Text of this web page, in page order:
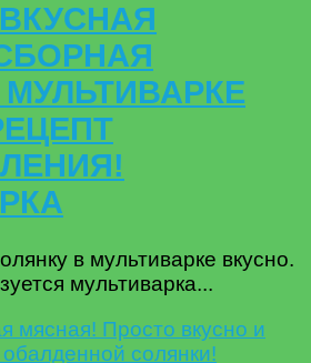
в мультиварке вкусно.
мультиварка...